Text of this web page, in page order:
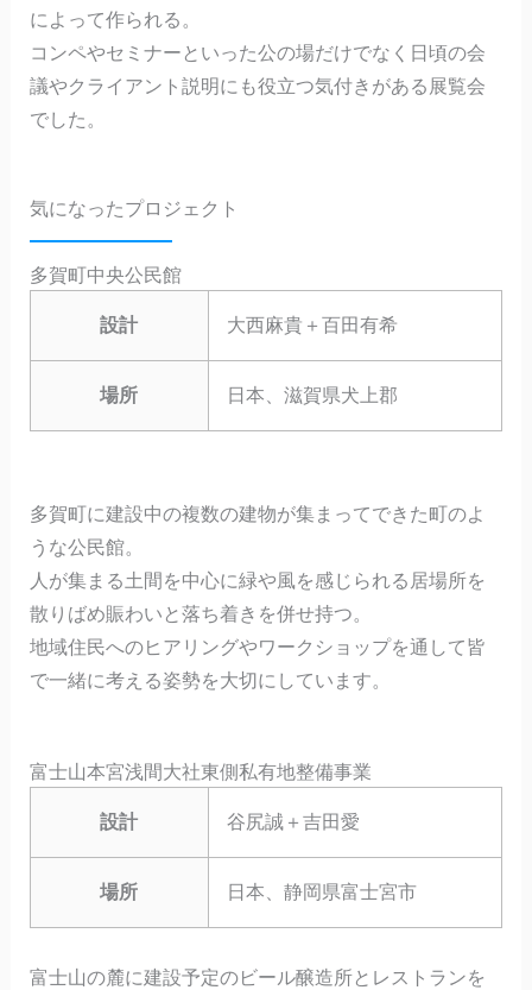
によって作られる。
コンペやセミナーといった公の場だけでなく日頃の会
議やクライアント説明にも役立つ気付きがある展覧会
でした。
気になったプロジェクト
多賀町中央公民館
設計 大西麻貴＋百田有希
場所 日本、滋賀県犬上郡
多賀町に建設中の複数の建物が集まってできた町のよ
うな公民館。
人が集まる土間を中心に緑や風を感じられる居場所を
散りばめ賑わいと落ち着きを併せ持つ。
地域住民へのヒアリングやワークショップを通して皆
で一緒に考える姿勢を大切にしています。
富士山本宮浅間大社東側私有地整備事業
設計 谷尻誠＋吉田愛
場所 日本、静岡県富士宮市
富士山の麓に建設予定のビール醸造所とレストランを